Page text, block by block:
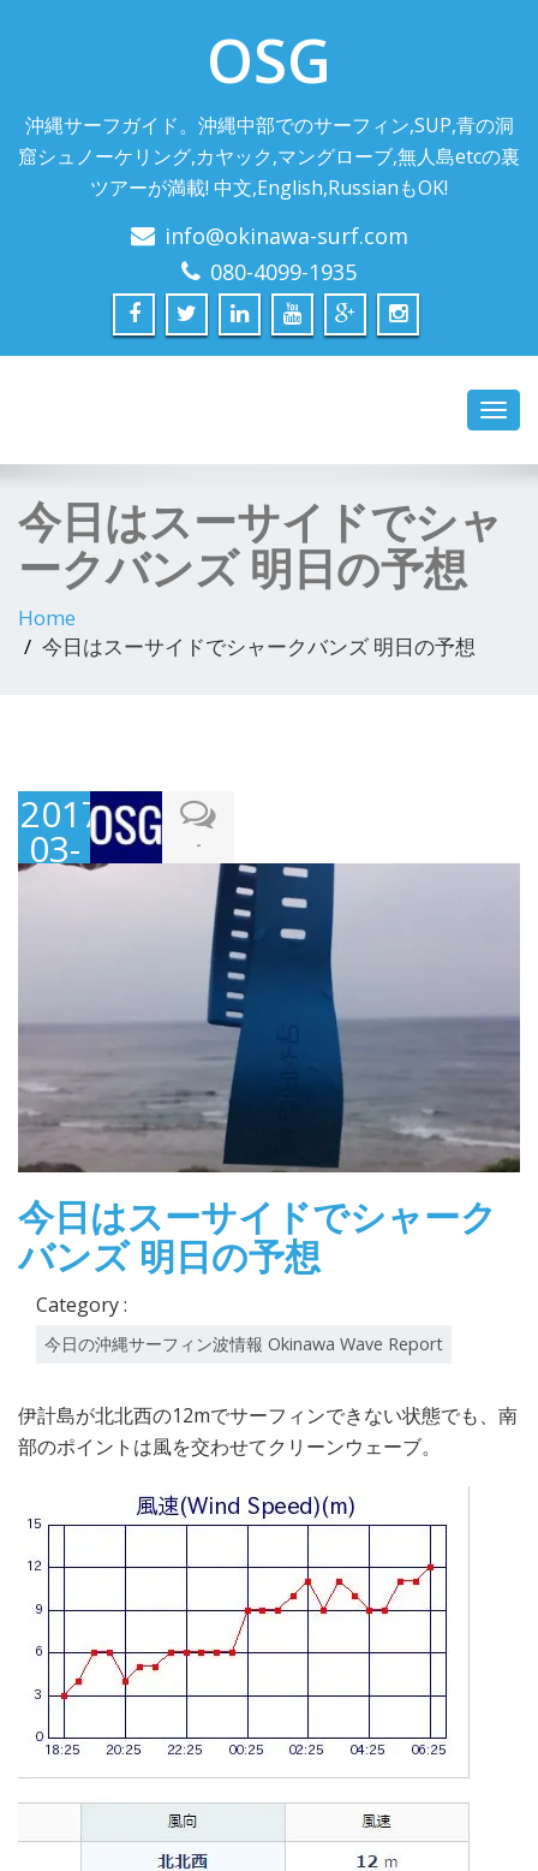
OSG
沖縄サーフガイド。沖縄中部でのサーフィン,SUP,青の洞
窟シュノーケリング,カヤック,マングローブ,無人島etcの裏
ツアーが満載! 中文,English,RussianもOK!
info@okinawa-surf.com
080-4099-1935
今日はスーサイドでシャ
ークバンズ 明日の予想
Home
今日はスーサイドでシャークバンズ 明日の予想
2017-
03-
02
-
今日はスーサイドでシャーク
バンズ 明日の予想
Category :
今日の沖縄サーフィン波情報 Okinawa Wave Report
伊計島が北北西の12mでサーフィンできない状態でも、南
部のポイントは風を交わせてクリーンウェーブ。